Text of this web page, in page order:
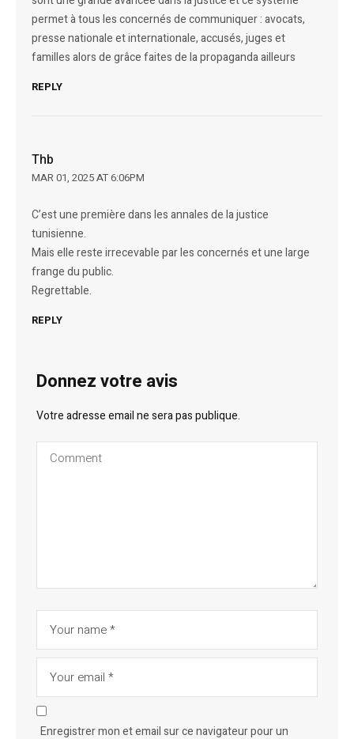
permet à tous les concernés de communiquer : avocats,
presse nationale et internationale, accusés, juges et
familles alors de grâce faites de la propaganda ailleurs
REPLY
Thb
MAR 01, 2025 AT 6:06PM
C’est une première dans les annales de la justice
tunisienne.
Mais elle reste irrecevable par les concernés et une large
frange du public.
Regrettable.
REPLY
Donnez votre avis
Votre adresse email ne sera pas publique.
Enregistrer mon et email sur ce navigateur pour un